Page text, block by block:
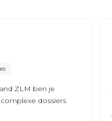
ZLM ben je
dossiers